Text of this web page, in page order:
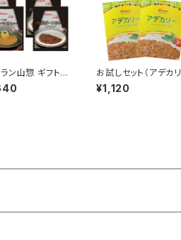
ラン山惣 ギフトセ
ﾞｰﾌ､キーマ 各2/
り）
お試しセット（アデカリ
ー計2個入り）
¥1,120